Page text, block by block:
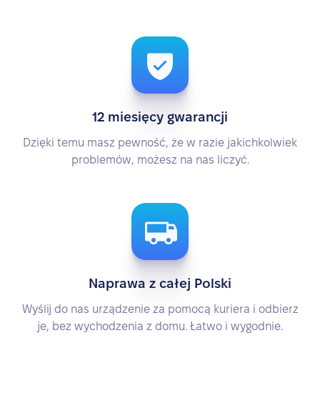
12 miesięcy gwarancji
Dzięki temu masz pewność, że w razie jakichkolwiek
problemów, możesz na nas liczyć.
Naprawa z całej Polski
Wyślij do nas urządzenie za pomocą kuriera i odbierz
je, bez wychodzenia z domu. Łatwo i wygodnie.